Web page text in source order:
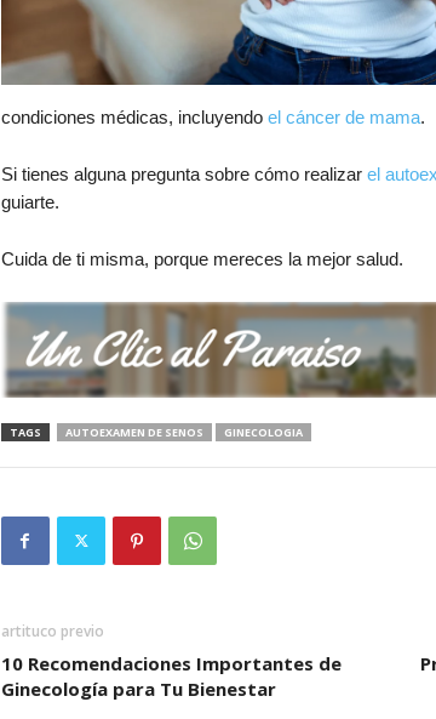
condiciones médicas, incluyendo el cáncer de mama.
Si tienes alguna pregunta sobre cómo realizarel
guiarte.
Cuida de ti misma, porque mereces la mejor salud.
TAGS AUTOEXAMEN DE SENOS GINECOLOGIA
artituco previo
10 Recomendaciones Importantes de
Ginecología para Tu Bienestar